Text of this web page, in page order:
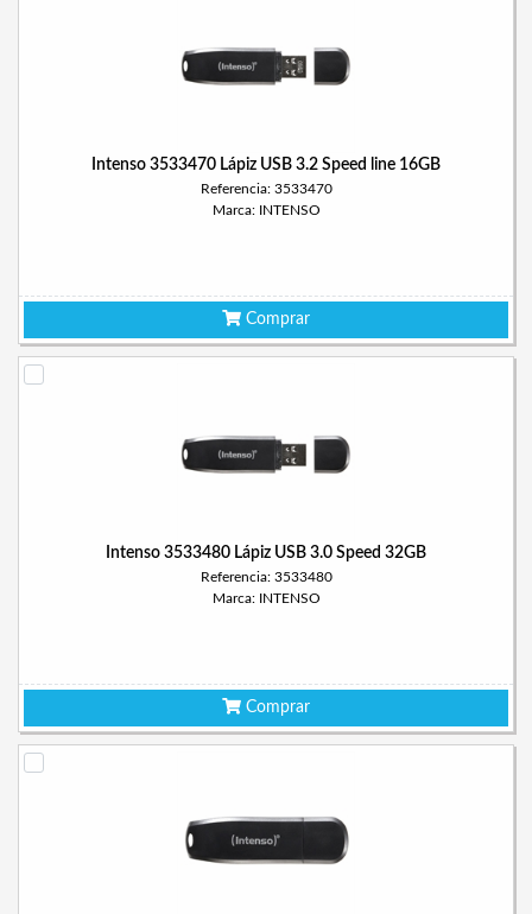
Intenso 3533470 Lápiz USB 3.2 Speed line 16GB
Referencia: 3533470
Marca: INTENSO
Comprar
Intenso 3533480 Lápiz USB 3.0 Speed 32GB
Referencia: 3533480
Marca: INTENSO
Comprar